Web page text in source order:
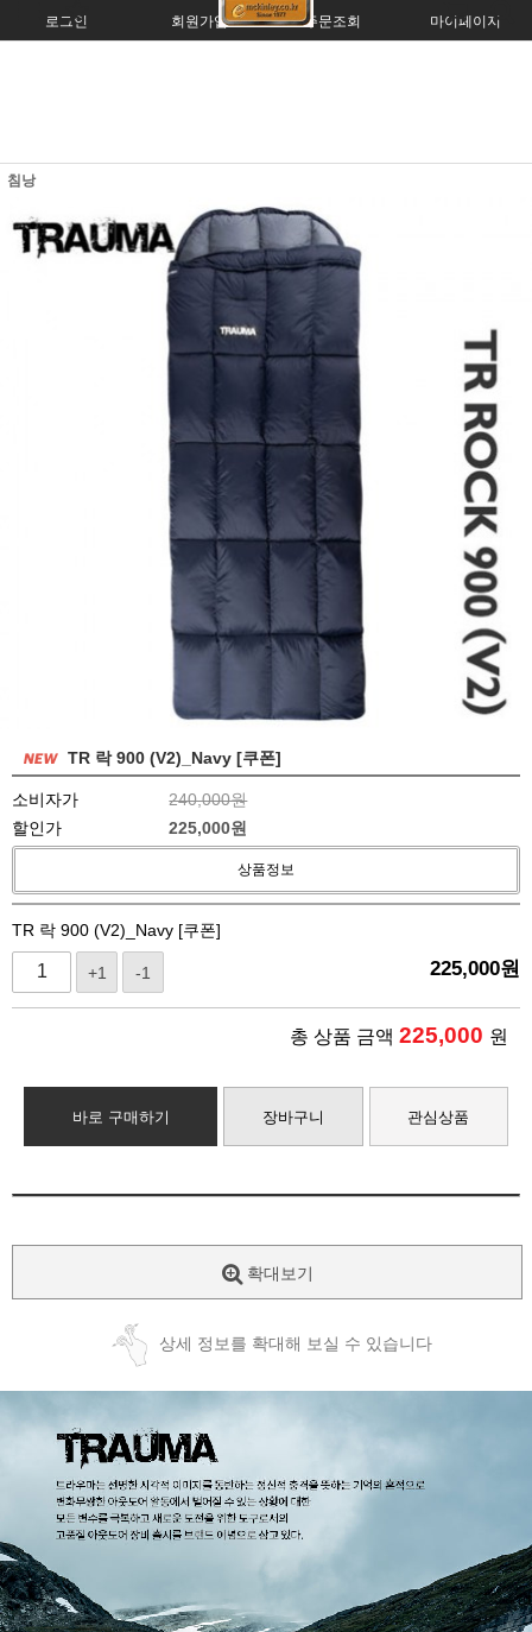
로그인 회원가입 주문조회 마이페이지
침낭
TR 락 900 (V2)_Navy [쿠폰]
소비자가
240,000원
할인가
225,000원
상품정보
TR 락 900 (V2)_Navy [쿠폰]
+1 -1 225,000원
총 상품 금액 225,000 원
바로 구매하기 장바구니 관심상품
확대보기
상세 정보를 확대해 보실 수 있습니다